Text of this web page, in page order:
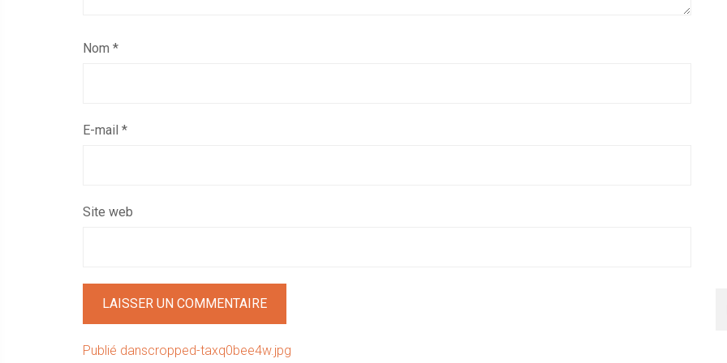
Nom *
E-mail *
Site web
Navigation
Publié danscropped-taxq0bee4w.jpg